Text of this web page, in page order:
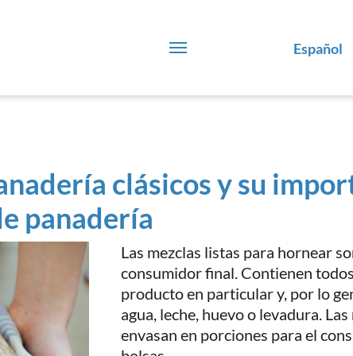
Español
clásicos y su
panadería
Las mezclas listas para hornear
consumidor final. Contienen
producto en particular y, por lo
agua, leche, huevo o levadura.
envasan en porciones para el